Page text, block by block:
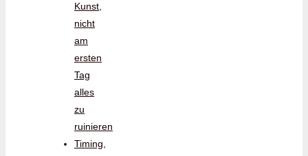
Kunst,
nicht
am
ersten
Tag
alles
zu
ruinieren
Timing,